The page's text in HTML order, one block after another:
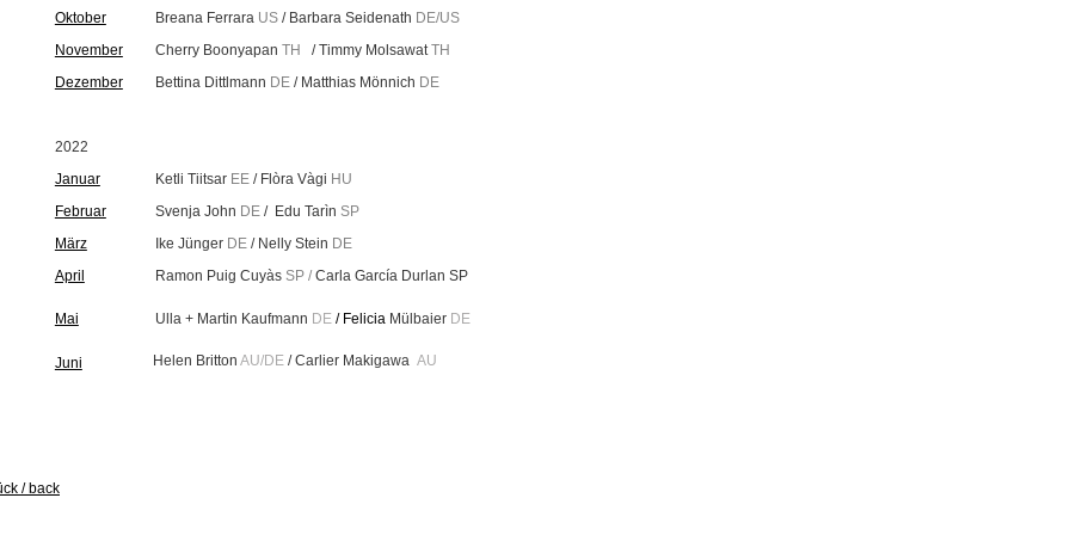
Oktober Breana Ferrara US/ Barbara Seidenath DE/US
November
Cherry Boonyapan TH / Timmy MolsawatTH
Dezember
Bettina Dittlmann DE/ Matthias Mönnich DE
2022
Januar
Ketli Tiitsar EE/ Flòra Vàgi HU
Februar
Svenja John DE/ Edu Tarìn SP
März
Ike Jünger DE/ Nelly Stein DE
April
Mai
Ramon Puig Cuyàs SP /Carla García Durlan SP
Ulla + Martin Kaufmann DE / Felicia Mülbaier DE
Juni Helen BrittonAU/DE / Carlier MakigawaAU
/ back